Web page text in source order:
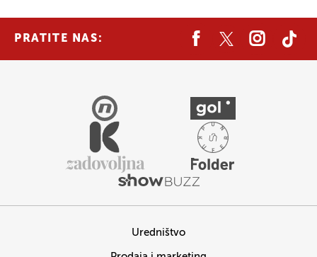
PRATITE NAS:
Uredništvo